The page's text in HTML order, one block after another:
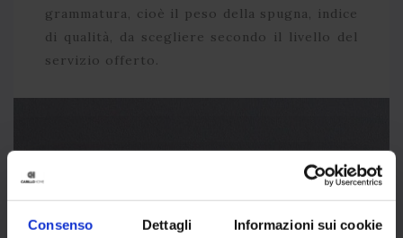
Consenso Dettagli Informazioni sui cookie
grammatura, cioè il peso della spugna, indice
di qualità, da scegliere secondo il livello del
servizio offerto.